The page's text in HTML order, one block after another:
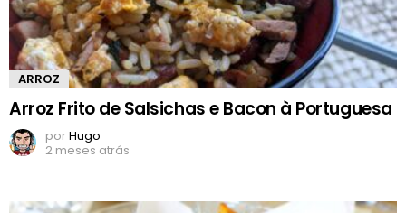
ARROZ
Arroz Frito de Salsichas e Bacon à Portuguesa
porHugo
2 meses atrás